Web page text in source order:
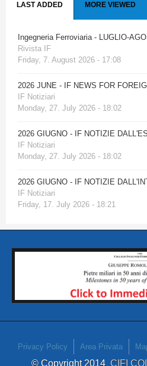
LAST ADDED MORE VIEWED
Ingegneria Ferroviaria - LUGLIO-
Rivista IF
Friday, 7. August 2026 - 17:08
2026 JUNE - IF NEWS FOR
IF Notiziari
Monday, 27. July 2026 - 18:02
2026 GIUGNO - IF NOTIZIE
IF Notiziari
Monday, 27. July 2026 - 18:02
2026 GIUGNO - IF NOTIZIE
IF Notiziari
Friday, 17. July 2026 - 18:21
Privacy Policy Area Privata
© Copyright 2014 CIFI